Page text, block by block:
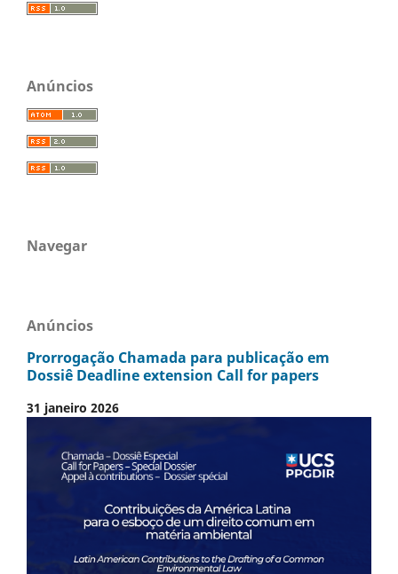
Anúncios
Navegar
Anúncios
Prorrogação Chamada para publicação em
Dossiê Deadline extension Call for papers
31 janeiro 2026